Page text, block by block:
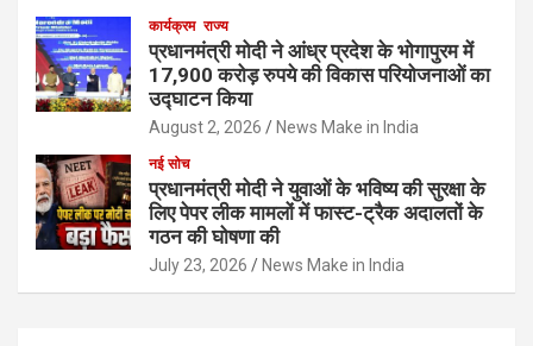
कार्यक्रम राज्य
प्रधानमंत्री मोदी ने आंध्र प्रदेश के भोगापुरम में
17,900 करोड़ रुपये की विकास परियोजनाओं का
उद्घाटन किया
August 2, 2026 News Make in India
नई सोच
प्रधानमंत्री मोदी ने युवाओं के भविष्य की सुरक्षा के
लिए पेपर लीक मामलों में फास्ट-ट्रैक अदालतों के
गठन की घोषणा की
July 23, 2026 News Make in India